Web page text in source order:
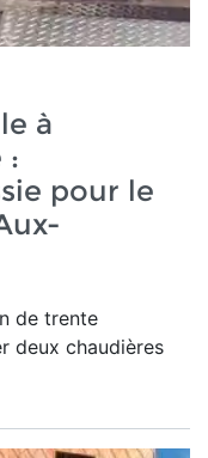
à
:
pour le
de trente
deux chaudières